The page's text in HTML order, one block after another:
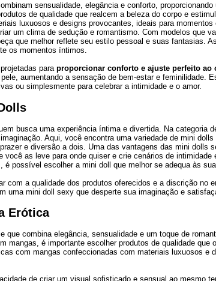
sensualidade, elegância e conforto,
de qualidade que realcem a beleza do corpo e
luxuosos e designs provocantes, ideais para
um clima de sedução e romantismo. Com modelos que
que melhor reflete seu estilo pessoal e suas fantasias.
os momentos íntimos.
para proporcionar conforto e ajuste perfeito ao
aumentando a sensação de bem-estar e feminilidade.
ou simplesmente para celebrar a intimidade e o amor.
busca uma experiência íntima e divertida. Na categoria
Aqui, você encontra uma variedade de mini
e diversão a dois. Uma das vantagens das mini dolls
as leve para onde quiser e crie cenários de
possível escolher a mini doll que melhor se adequa às
com a qualidade dos produtos oferecidos e a discrição no
uma mini doll sexy que desperte sua imaginação e
Erótica
que combina elegância, sensualidade e um toque de
mangas, é importante escolher produtos de qualidade que
com mangas confeccionadas com materiais luxuosos e
de criar um visual sofisticado e sensual ao mesmo